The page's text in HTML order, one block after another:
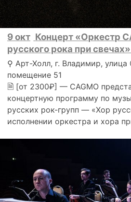
9 окт Концерт «Оркестр
русского рока при
⚲ Арт-Холл, г. Владимир,
помещение 51
🗎 [от 2300₽] — CAGMO
концертную программу по
русских рок-групп — «Хор
исполнении оркестра и хора